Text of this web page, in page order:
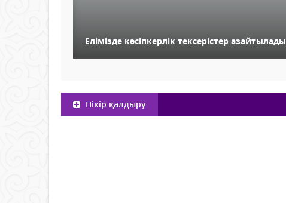
Елімізде кәсіпкерлік тексерістер азайтылады
Пікір қалдыру